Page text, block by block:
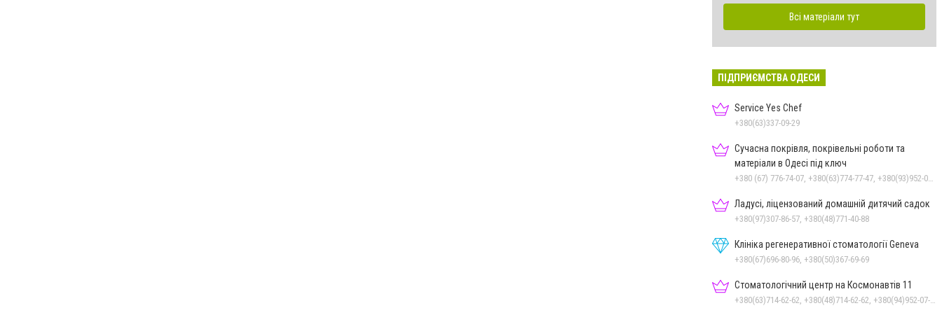
Всі матеріали тут
ПІДПРИЄМСТВА ОДЕСИ
Service Yes Chef
+380(63)337-09-29
Сучасна покрівля, покрівельні роботи та
матеріали в Одесі під ключ
Ладусі, ліцензований домашній дитячий садок
+380(97)307-86-57, +380(48)771-40-88
Клініка регенеративної стоматології Geneva
+380(67)696-80-96, +380(50)367-69-69
Стоматологічний центр на Космонавтів 11